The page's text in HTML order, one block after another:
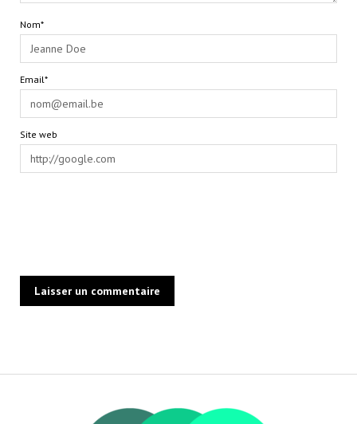
Nom*
Email*
Site web